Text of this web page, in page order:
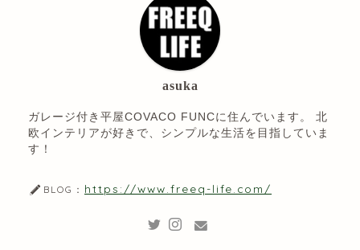
asuka
ガレージ付き平屋COVACO FUNCに住んでいます。 北
欧インテリアが好きで、シンプルな生活を目指していま
す！
BLOG： https://www.freeq-life.com/